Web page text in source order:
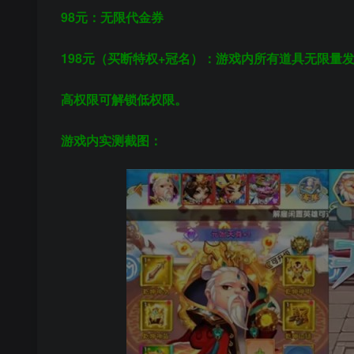
98元：无限代金券
198元 （买断特权+冠名） ：游戏内所有道具无限量
高权限可解锁低权限。
游戏内实测截图：